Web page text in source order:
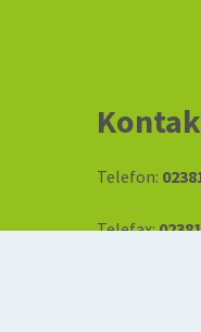
Telefon:
Telefax: